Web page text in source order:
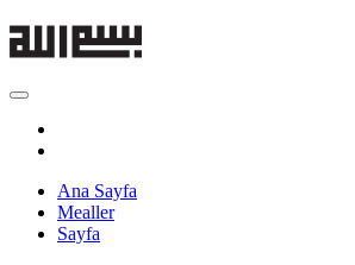
Ana Sayfa
Mealler
Sayfa